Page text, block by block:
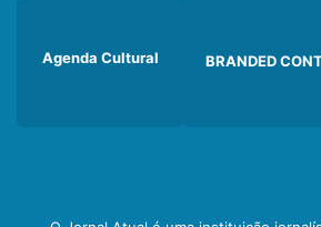
Agenda Cultural BRANDED